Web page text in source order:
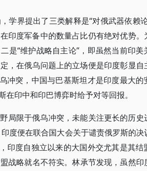
学界提出了三类解释是“对俄武器依赖
印度军备中的数量占比仍有绝对优势。
是“维护战略自主论”，即虽然当前印美
，在俄乌问题上的立场便是印度彰显自
冲突，中国与巴基斯坦才是印度最大
印中和印巴博弈时给予对等回报。
局限于俄乌冲突，未能关注更长的历史
度便在联合国大会关于谴责俄罗斯的
印度自独立以来的大国外交尤其是其结
战略就名不符实。林承节发现，虽然印